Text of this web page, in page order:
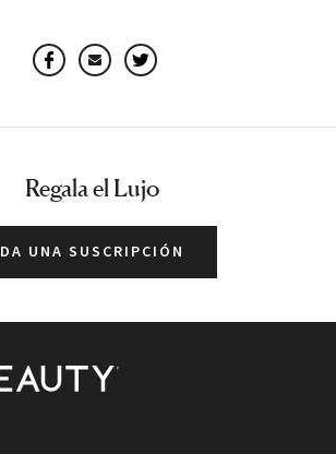
Facebook
EmailTwitter
Regala el Lujo
DA UNA SUSCRIPCIÓN